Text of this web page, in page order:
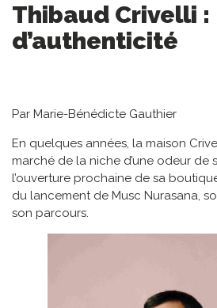
Thibaud Crivelli
d’authenticité
Par Marie-Bénédicte Gauthier
En quelques années, la maison
marché de la niche d’une odeur de
l’ouverture prochaine de sa
du lancement de Musc Nurasana,
son parcours.